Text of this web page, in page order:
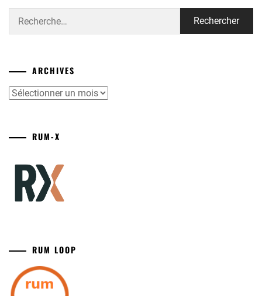
ARCHIVES
Archives
RUM-X
RUM LOOP